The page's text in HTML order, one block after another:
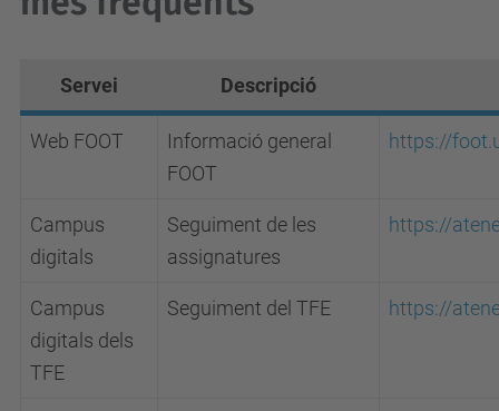
Servei Descripció
Web FOOT
Informació general
FOOT
https://
Campus
digitals
Seguiment de les
assignatures
https://
Campus
digitals dels
TFE
Seguiment del TFE https://